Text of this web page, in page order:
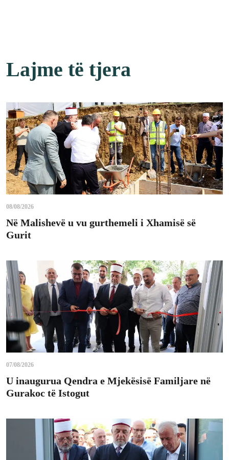
Lajme të tjera
08/08/2026
Në Malishevë u vu gurthemeli i Xhamisë së
Gurit
07/08/2026
U inaugurua Qendra e Mjekësisë Familjare në
Gurakoc të Istogut